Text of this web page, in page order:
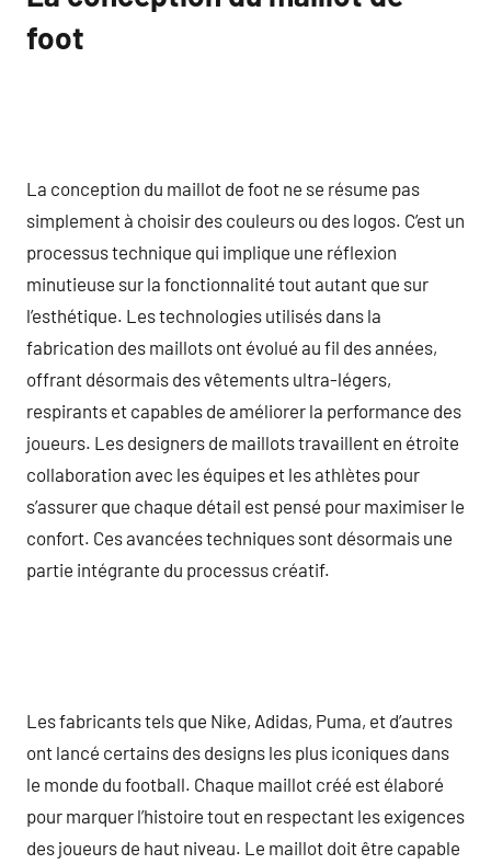
foot
La conception du maillot de foot ne se résume pas
simplement à choisir des couleurs ou des logos. C’est un
processus technique qui implique une réflexion
minutieuse sur la fonctionnalité tout autant que sur
l’esthétique. Les technologies utilisés dans la
fabrication des maillots ont évolué au fil des années,
offrant désormais des vêtements ultra-légers,
respirants et capables de améliorer la performance des
joueurs. Les designers de maillots travaillent en étroite
collaboration avec les équipes et les athlètes pour
s’assurer que chaque détail est pensé pour maximiser le
confort. Ces avancées techniques sont désormais une
partie intégrante du processus créatif.
Les fabricants tels que Nike, Adidas, Puma, et d’autres
ont lancé certains des designs les plus iconiques dans
le monde du football. Chaque maillot créé est élaboré
pour marquer l’histoire tout en respectant les exigences
des joueurs de haut niveau. Le maillot doit être capable